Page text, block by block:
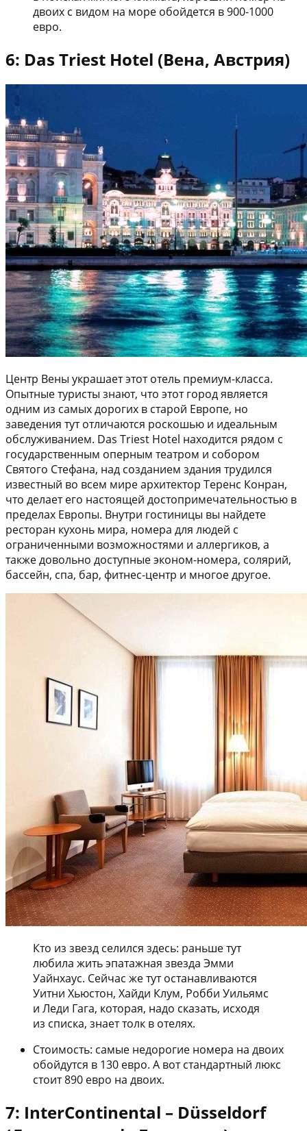
двоих с видом на море обойдется в 900-1000
евро.
6: Das Triest Hotel (Вена, Австрия)
Центр Вены украшает этот отель премиум-класса.
Опытные туристы знают, что этот город является
одним из самых дорогих в старой Европе, но
заведения тут отличаются роскошью и идеальным
обслуживанием. Das Triest Hotel находится рядом с
государственным оперным театром и собором
Святого Стефана, над созданием здания трудился
известный во всем мире архитектор Теренс Конран,
что делает его настоящей достопримечательностью в
пределах Европы. Внутри гостиницы вы найдете
ресторан кухонь мира, номера для людей с
ограниченными возможностями и аллергиков, а
также довольно доступные эконом-номера, солярий,
бассейн, спа, бар, фитнес-центр и многое другое.
Кто из звезд селился здесь: раньше тут
любила жить эпатажная звезда Эмми
Уайнхаус. Сейчас же тут останавливаются
Уитни Хьюстон, Хайди Клум, Робби Уильямс
и Леди Гага, которая, надо сказать, исходя
из списка, знает толк в отелях.
Стоимость: самые недорогие номера на двоих
обойдутся в 130 евро. А вот стандартный люкс
стоит 890 евро на двоих.
7: InterContinental – Düsseldorf